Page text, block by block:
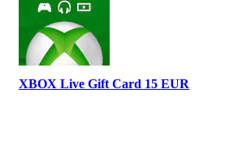
XBOX Live Gift Card 15 EUR